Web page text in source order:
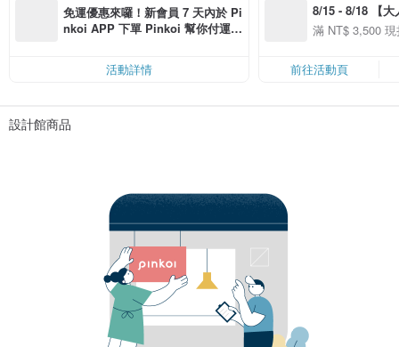
免運優惠來囉！新會員 7 天內於 Pi
nkoi APP 下單 Pinkoi 幫你付運
活動詳情
8/15 - 8/18 【大
季】滿
50
滿 NT$ 3,500
前往活動頁
設計館商品